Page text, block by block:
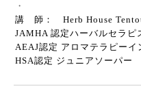
・
講 師： Herb House
JAMHA 認定ハーバルセラピ
AEAJ認定 アロマテラピーイ
HSA認定 ジュニアソーパー